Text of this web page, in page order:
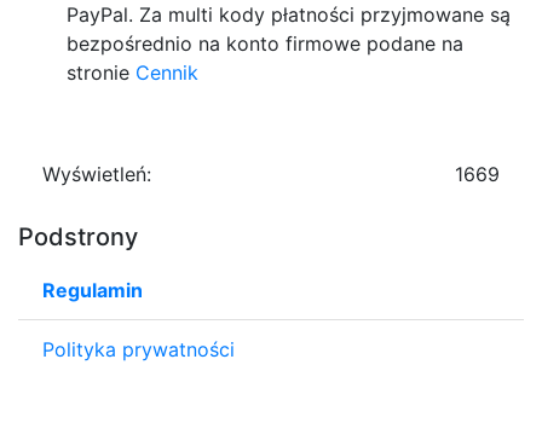
PayPal. Za multi kody płatności przyjmowane są
bezpośrednio na konto firmowe podane na
stronie Cennik
Wyświetleń: 1669
Podstrony
Regulamin
Polityka prywatności